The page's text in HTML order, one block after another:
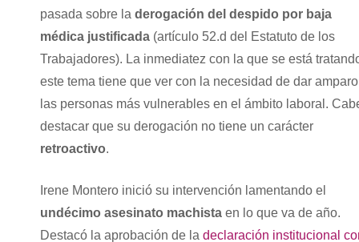
pasada sobre la derogación del despido por baja
médica justificada (artículo 52.d del Estatuto de los
Trabajadores). La inmediatez con la que se está
este tema tiene que ver con la necesidad de dar
las personas más vulnerables en el ámbito laboral.
destacar que su derogación no tiene un carácter
retroactivo.
Irene Montero inició su intervención lamentando el
undécimo asesinato machista en lo que va de año.
Destacó la aprobación de la declaración institucional